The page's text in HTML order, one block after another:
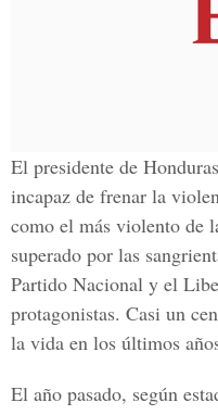
El presidente de
incapaz de frenar la
como el más violento de
superado por las
Partido Nacional y el
protagonistas. Casi un
la vida en los últimos
El año pasado, según